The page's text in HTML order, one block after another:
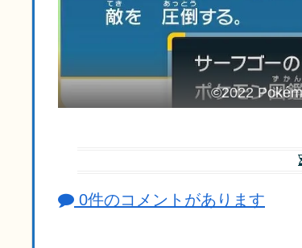
©2022
0件のコメントがあります